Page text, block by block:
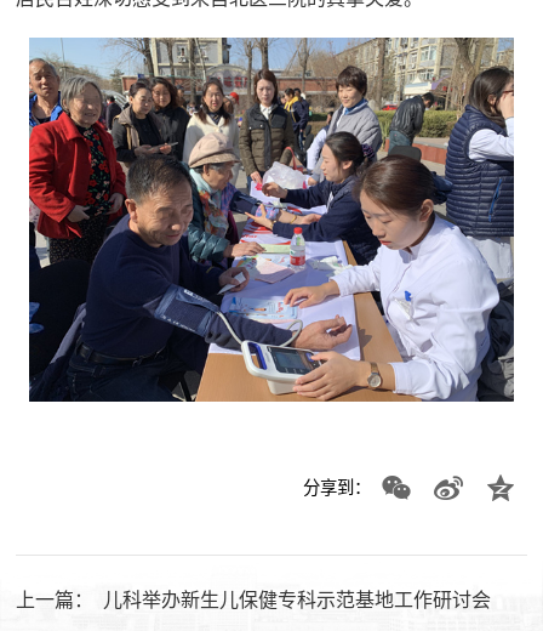
分享到：
上一篇： 儿科举办新生儿保健专科示范基地工作研讨会